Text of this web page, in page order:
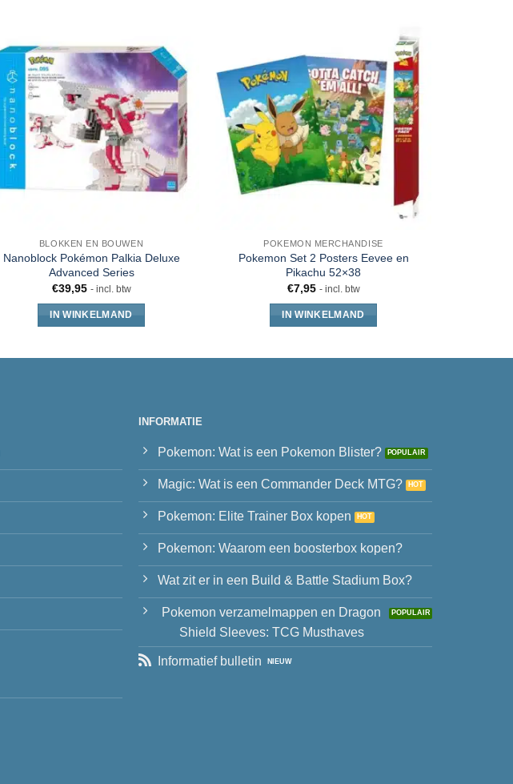
BLOKKEN EN BOUWEN
Nanoblock Pokémon Palkia Deluxe
Advanced Series
€39,95 - incl. btw
IN WINKELMAND
POKEMON MERCHANDISE
Pokemon Set 2 Posters Eevee en
Pikachu 52×38
€7,95 - incl. btw
IN WINKELMAND
INFORMATIE
Pokemon: Wat is een Pokemon Blister?
Magic: Wat is een Commander Deck MTG?
Pokemon: Elite Trainer Box kopen
Pokemon: Waarom een boosterbox kopen?
Wat zit er in een Build & Battle Stadium Box?
Pokemon verzamelmappen en Dragon
Shield Sleeves: TCG Musthaves
Informatief bulletin